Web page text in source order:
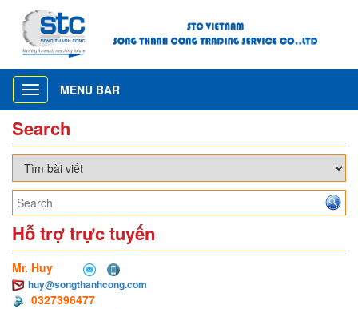
Toggle
navigation
MENU BAR
Search
Hỗ trợ trực tuyến
Mr. Huy
huy@songthanhcong.com
0327396477